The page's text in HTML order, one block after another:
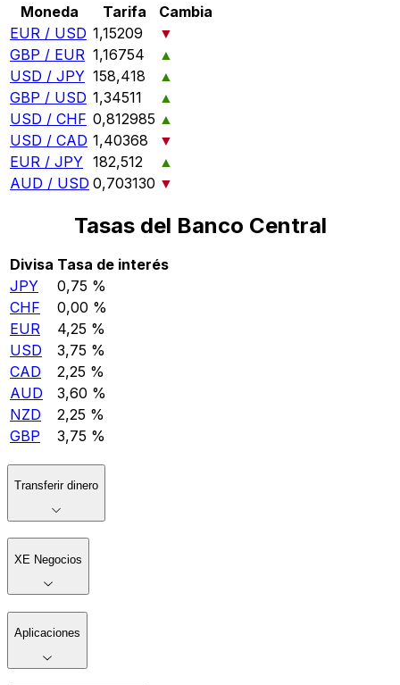
Moneda Tarifa
Cambia
EUR / USD 1,15209
▼
GBP / EUR 1,16754
▲
USD / JPY 158,418
▲
GBP / USD 1,34511
▲
USD / CHF 0,812985 ▲
USD / CAD 1,40368
▼
EUR / JPY 182,512
▲
AUD / USD 0,703130 ▼
Tasas del Banco Central
Divisa Tasa de interés
JPY
0,75 %
CHF
0,00 %
EUR
4,25 %
USD
3,75 %
CAD
2,25 %
AUD
3,60 %
NZD
2,25 %
GBP
3,75 %
Transferir dinero
XE Negocios
Aplicaciones